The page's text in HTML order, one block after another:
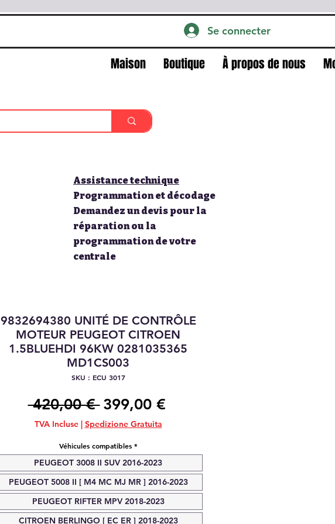
Se connecter
Maison Boutique À propos de nous
Assistance technique
Programmation et décodage
Demandez un devis pour la
réparation ou la
programmation de votre
centrale
9832694380 UNITÉ DE CONTRÔLE
MOTEUR PEUGEOT CITROEN
1.5BLUEHDI 96KW 0281035365
MD1CS003
SKU : ECU 3017
420,00 € Prix
original
399,00 €Prix
TVA Incluse| Spedizione Gratuita
Véhicules compatibles *
PEUGEOT 3008 II SUV 2016-2023
PEUGEOT 5008 II [ M4 MC MJ MR ] 2016-2023
PEUGEOT RIFTER MPV 2018-2023
CITROEN BERLINGO [ EC ER ] 2018-2023